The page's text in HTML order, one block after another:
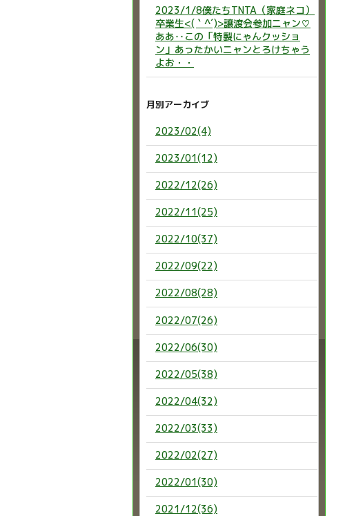
2023/1/8僕たちTNTA（家庭ネコ）
卒業生<(｀^´)>譲渡会参加ニャン♡
ああ‥この「特製にゃんクッショ
ン」あったかいニャンとろけちゃう
よお・・
月別アーカイブ
2023/02(4)
2023/01(12)
2022/12(26)
2022/11(25)
2022/10(37)
2022/09(22)
2022/08(28)
2022/07(26)
2022/06(30)
2022/05(38)
2022/04(32)
2022/03(33)
2022/02(27)
2022/01(30)
2021/12(36)